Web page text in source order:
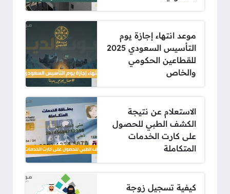
موعد انتهاء إجازة يوم
التأسيس السعودي 2025
للقطاعين الحكومي
والخاص
الاستعلام عن نتيجة
الكشف الطبي للحصول
على كارت الخدمات
المتكاملة
كيفية تسجيل زوجة